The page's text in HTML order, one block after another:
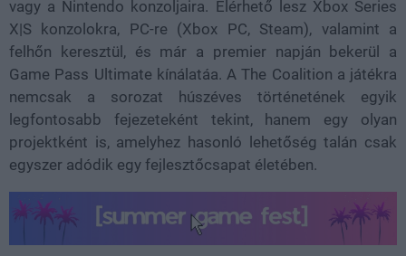
vagy a Nintendo konzoljaira. Elérhető lesz Xbox Series
X|S konzolokra, PC-re (Xbox PC, Steam), valamint a
felhőn keresztül, és már a premier napján bekerül a
Game Pass Ultimate kínálatáa. A The Coalition a játékra
nemcsak a sorozat húszéves történetének egyik
legfontosabb fejezeteként tekint, hanem egy olyan
projektként is, amelyhez hasonló lehetőség talán csak
egyszer adódik egy fejlesztőcsapat életében.